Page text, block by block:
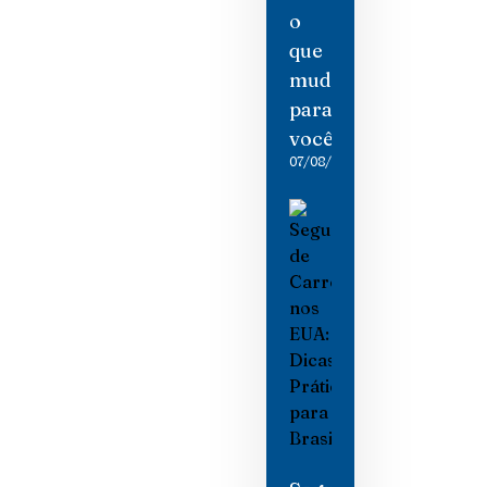
o
que
mudou
para
você
07/08/2026